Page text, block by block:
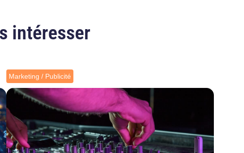
intéresser
Marketing / Publicité